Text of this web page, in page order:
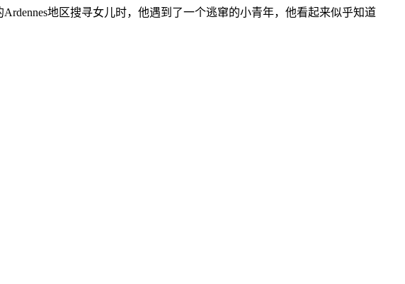
地区搜寻女儿时，他遇到了一个逃窜的小青年，他看起来似乎知道